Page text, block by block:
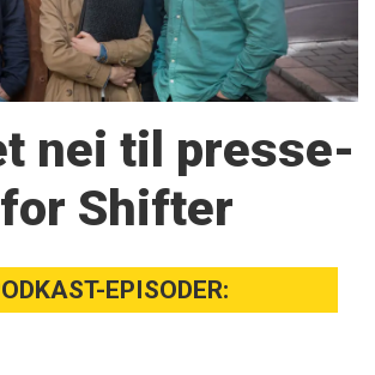
nei til presse­
Shifter
EPISODER: